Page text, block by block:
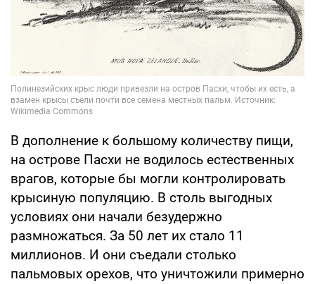
В дополнение к большому количеству пищи,
на острове Пасхи не водилось естественных
врагов, которые бы могли контролировать
крысиную популяцию. В столь выгодных
условиях они начали безудержно
размножаться. За 50 лет их стало 11
миллионов. И они съедали столько
пальмовых орехов, что уничтожили примерно